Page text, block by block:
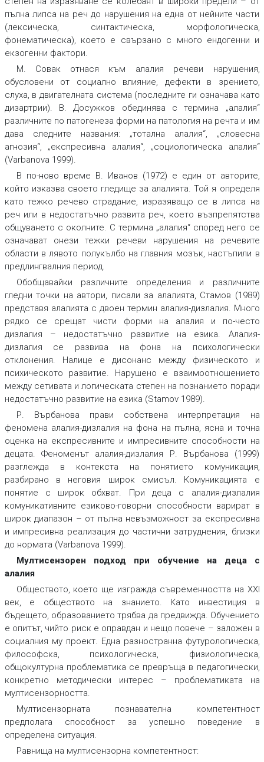
пълна липса на реч до нарушения на една от нейните части
(лексическа, синтактическа, морфологическа,
фонематическа), което е свързано с много ендогенни и
екзогенни фактори.
М. Совак отнася към алалия речеви нарушения,
обусловени от социално влияние, дефекти в зрението,
слуха, в двигателната система (последните ги означава като
дизартрии). В. Досужков обединява с термина „алалия“
различните по патогенеза форми на патология на речта и им
дава следните названия: „тотална алалия“, „словесна
агнозия“, „експресивна алалия“, „социологическа алалия“
(Varbanova 1999).
В по-ново време В. Иванов (1972) е един от авторите,
който изказва своето гледище за алалията. Той я определя
като тежко речево страдание, изразяващо се в липса на
реч или в недостатъчно развита реч, което възпрепятства
общуването с околните. С термина „алалия“ според него се
означават онези тежки речеви нарушения на речевите
области в лявото полукълбо на главния мозък, настъпили в
предлингвалния период.
Обобщавайки различните определения и различните
гледни точки на автори, писали за алалията, Стамов (1989)
представя алалията с двоен термин алалия-дизлалия. Много
рядко се срещат чисти форми на алалия и по-често
дизлалия – недостатъчно развитие на езика. Алалия-
дизлалия се развива на фона на психологически
отклонения. Налице е дисонанс между физическото и
психическото развитие. Нарушено е взаимоотношението
между сетивата и логическата степен на познанието поради
недостатъчно развитие на езика (Stamov 1989).
Р. Върбанова прави собствена интерпретация на
феномена алалия-дизлалия на фона на пълна, ясна и точна
оценка на експресивните и импресивните способности на
децата. Феноменът алалия-дизлалия Р. Върбанова (1999)
разглежда в контекста на понятието комуникация,
разбирано в неговия широк смисъл. Комуникацията е
понятие с широк обхват. При деца с алалия-дизлалия
комуникативните езиково-говорни способности варират в
широк диапазон – от пълна невъзможност за експресивна
и импресивна реализация до частични затруднения, близки
до нормата (Varbanova 1999).
Мултисензорен подход при обучение на деца с
алалия
Обществото, което ще изгражда съвременността на XXI
век, е обществото на знанието. Като инвестиция в
бъдещето, образованието трябва да предвижда. Обучението
е опитът, чийто риск е оправдан и нещо повече – заложен в
социалния му проект. Една разностранна футурологическа,
философска, психологическа, физиологическа,
общокултурна проблематика се превръща в педагогически,
конкретно методически интерес – проблематиката на
мултисензорността.
Мултисензорната познавателна компетентност
предполага способност за успешно поведение в
определена ситуация.
Равнища на мултисензорна компетентност: